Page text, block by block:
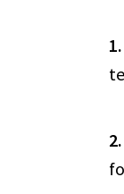
1.
2.